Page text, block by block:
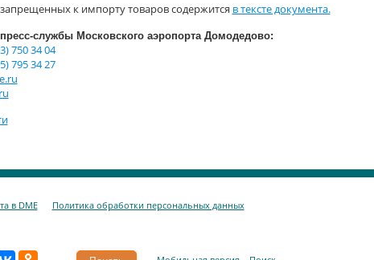
к импорту товаров содержится в тексте документа.
службы Московского аэропорта Домодедово:
750 34 04
795 34 27
в DME Политика обработки персональных данных